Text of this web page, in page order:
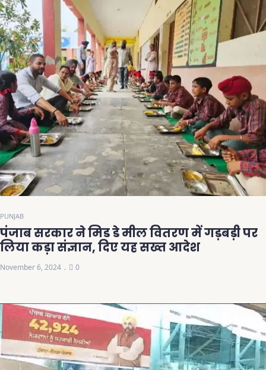
PUNJAB
पंजाब सरकार ने मिड डे मील वितरण में गड़बड़ी पर
लिया कड़ा संज्ञान, दिए यह सख्त आदेश
November 6, 2024 0